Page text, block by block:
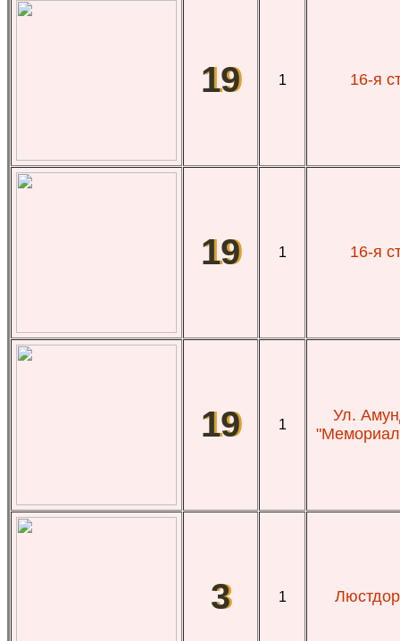
19 1 16-я
19 1 16-я
19 1
Ул.
"Мемориал
3 1